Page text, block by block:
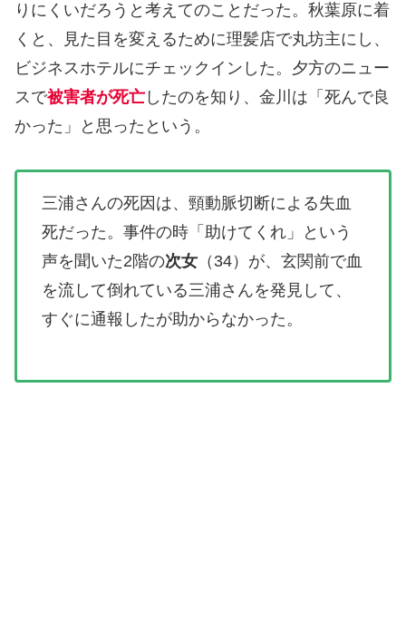
りにくいだろうと考えてのことだった。秋葉原に着
くと、見た目を変えるために理髪店で丸坊主にし、
ビジネスホテルにチェックインした。夕方のニュー
スで被害者が死亡 したのを知り、金川は「死んで良
かった」と思ったという。
三浦さんの死因は、頸動脈切断による失血
死だった。事件の時「助けてくれ」という
声を聞いた2階の次女 （34）が、玄関前で血
を流して倒れている三浦さんを発見して、
すぐに通報したが助からなかった。